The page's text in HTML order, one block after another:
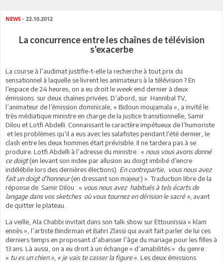
NEWS - 22.10.2012
La concurrence entre les chaînes de télévision
s'exacerbe
La course à l’audimat justifie-t-elle la recherche à tout prix du
sensationnel à laquelle se livrent les animateurs à la télévision ? En
l’espace de 24 heures, on a eu droit le week end dernier à deux
émissions sur deux chaînes privées. D’abord, sur Hannibal TV,
l’animateur de l’émission dominicale, « Bidoun moujamala », a invité le
très médiatique ministre en charge de la justice transitionnelle, Samir
Dilou et Lotfi Abdelli. Connaissant le caractère impétueux de l’humoriste
et les problèmes qu’il a eus avec les salafistes pendant l’été dernier, le
clash entre les deux hommes était prévisible. Il ne tardera pas à se
produire. Lotfi Abdelli à l’adresse du ministre : « nous vous avons donné
ce doigt(en levant son index par allusion au doigt imbibé d’encre
indélébile lors des dernières élections). En contrepartie, vous nous avez
fait un doigt d’honneur(en dressant son majeur) ». Traduction libre de la
réponse de Samir Dilou : « vous nous avez habitués à tels écarts de
langage dans vos sketches où vous tournez en dérision le sacré », avant
de quitter le plateau.
La veille, Ala Chabbi invitait dans son talk show sur Ettounissia « klam
ennès », l’artiste Bindirman et Bahri Zlassi qui avait fait parler de lui ces
derniers temps en proposant d’abaisser l’âge du mariage pour les filles à
13 ans. Là aussi, on a eu droit à un échange « d’amabilités » du genre :
« tu es un chien », « je vais te casser la figure». Les deux émissions